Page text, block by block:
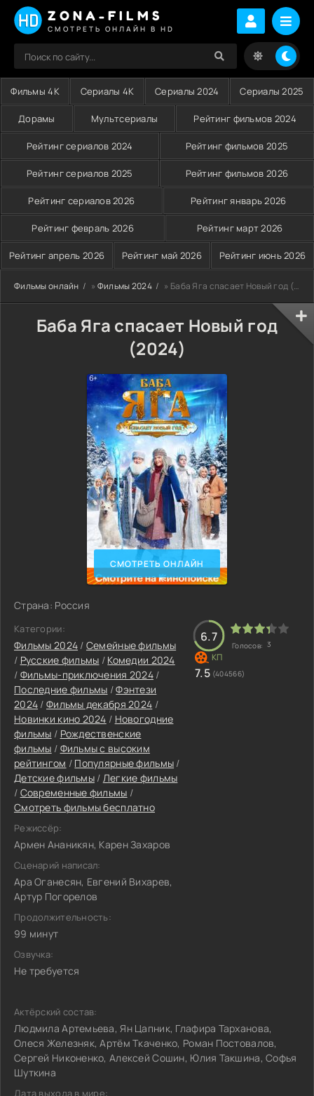
ZONA-FILMS
СМОТРЕТЬ ОНЛАЙН В HD
Фильмы 4K Сериалы 4K Сериалы 2024 Сериалы 2025
Дорамы Мультсериалы Рейтинг фильмов 2024
Рейтинг сериалов 2024 Рейтинг фильмов 2025
Рейтинг сериалов 2025 Рейтинг фильмов 2026
Рейтинг сериалов 2026 Рейтинг январь 2026
Рейтинг февраль 2026 Рейтинг март 2026
Рейтинг апрель 2026 Рейтинг май 2026 Рейтинг июнь 2026
Фильмы онлайн » Фильмы 2024 » Баба Яга спасает Новый год (2024)
Баба Яга спасает Новый год
(2024)
СМОТРЕТЬ ОНЛАЙН
Страна: Россия
Категории:
Фильмы 2024 / Семейные фильмы
/ Русские фильмы / Комедии 2024
/ Фильмы-приключения 2024 /
Последние фильмы /Фэнтези
2024 / Фильмы декабря 2024 /
Новинки кино 2024 / Новогодние
фильмы / Рождественские
фильмы / Фильмы с высоким
рейтингом / Популярные фильмы /
Детские фильмы/ Легкие фильмы
/ Современные фильмы /
Смотреть фильмы бесплатно
Режиссёр:
Армен Ананикян, Карен Захаров
Сценарий написал:
Ара Оганесян, Евгений Вихарев,
Артур Погорелов
Продолжительность:
99 минут
Озвучка:
Не требуется
6.7
Голосов: 3
7.5 (404566)
Актёрский состав:
Людмила Артемьева, Ян Цапник, Глафира Тарханова,
Олеся Железняк, Артём Ткаченко, Роман Постовалов,
Сергей Никоненко, Алексей Сошин, Юлия Такшина, Софья
Шуткина
Дата выхода в мире: